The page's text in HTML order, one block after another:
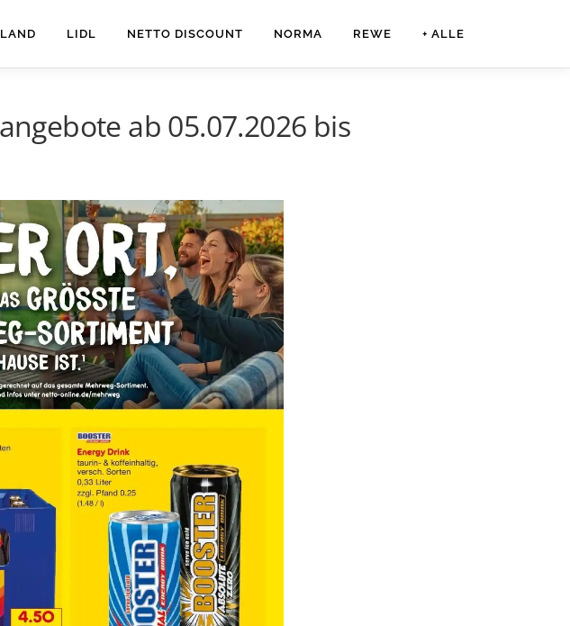
LIDL NETTO DISCOUNT NORMA REWE + ALLE
ab 05.07.2026 bis